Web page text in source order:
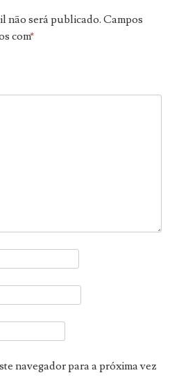
não será publicado. Campos
com*
navegador para a próxima vez